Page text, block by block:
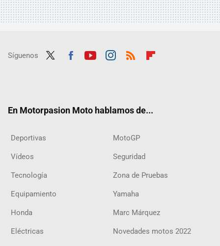
Síguenos
En Motorpasion Moto hablamos de...
Deportivas MotoGP
Vídeos Seguridad
Tecnología Zona de Pruebas
Equipamiento Yamaha
Honda Marc Márquez
Eléctricas Novedades motos 2022